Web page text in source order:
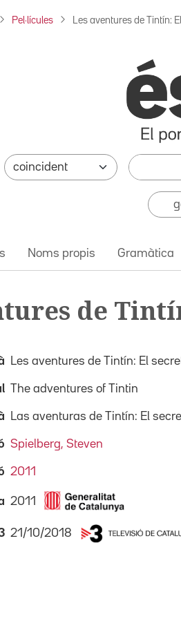
Pel·lícules Les aventures de Tintín:
Noms propis Gramàtica
de
Les aventures de Tintín: El
The adventures of Tintin
Las aventuras de Tintín: El
Spielberg, Steven
2011
2011
21/10/2018